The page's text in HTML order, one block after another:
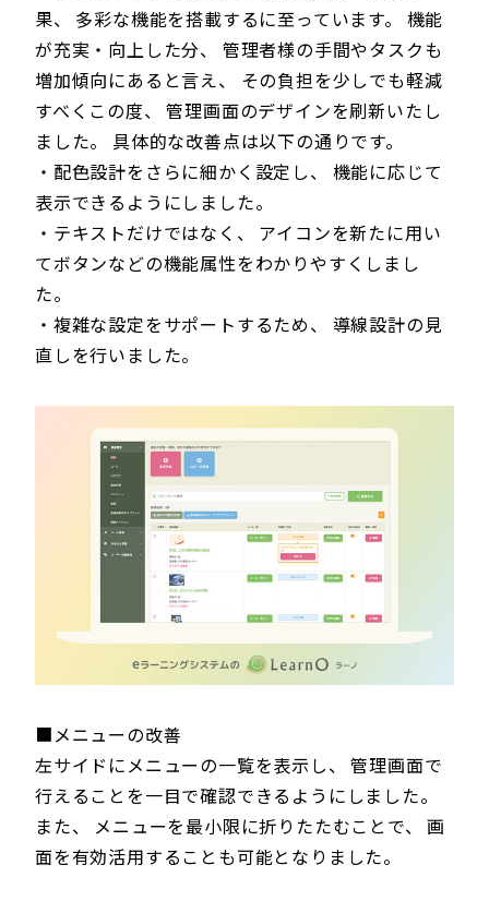
果、 多彩な機能を搭載するに至っています。 機能
が充実・向上した分、 管理者様の手間やタスクも
増加傾向にあると言え、 その負担を少しでも軽減
すべくこの度、 管理画面のデザインを刷新いたし
ました。 具体的な改善点は以下の通りです。
・配色設計をさらに細かく設定し、 機能に応じて
表示できるようにしました。
・テキストだけではなく、 アイコンを新たに用い
てボタンなどの機能属性をわかりやすくしまし
た。
・複雑な設定をサポートするため、 導線設計の見
直しを行いました。
■メニューの改善
左サイドにメニューの一覧を表示し、 管理画面で
行えることを一目で確認できるようにしました。
また、 メニューを最小限に折りたたむことで、 画
面を有効活用することも可能となりました。